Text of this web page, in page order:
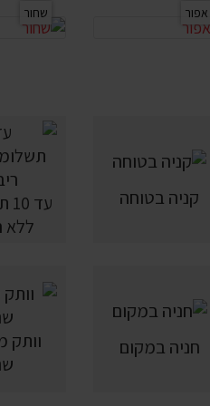
אפור שחור
קניה בטוחה
ללא
חניה במקום